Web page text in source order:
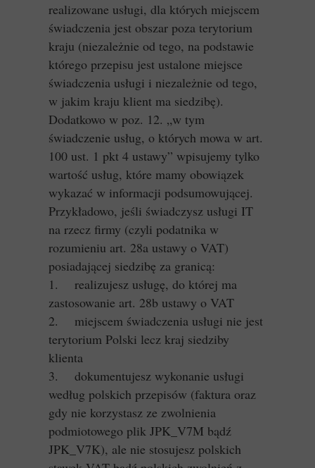
realizowane usługi, dla których miejscem
świadczenia jest obszar poza terytorium
kraju (niezależnie od tego, na podstawie
którego przepisu jest ustalone miejsce
świadczenia usługi i niezależnie od tego,
w jakim kraju klient ma siedzibę).
Dodatkowo w poz. 12. „w tym
świadczenie usług, o których mowa w art.
100 ust. 1 pkt 4 ustawy” wpisujemy tylko
wartość usług, które mamy obowiązek
wykazać w informacji podsumowującej.
Przykładowo, jeśli świadczysz usługi IT
na rzecz firmy (czyli podatnika w
rozumieniu art. 28a ustawy o VAT)
posiadającej siedzibę za granicą:
1. realizujesz usługę, do której ma
zastosowanie art. 28b ustawy o VAT
2. miejscem świadczenia usługi nie jest
terytorium Polski lecz kraj siedziby
klienta
3. dokumentujesz wykonanie usługi
według polskich przepisów (faktura oraz
gdy nie korzystasz ze zwolnienia
podmiotowego plik JPK_V7M bądź
JPK_V7K), ale nie stosujesz polskich